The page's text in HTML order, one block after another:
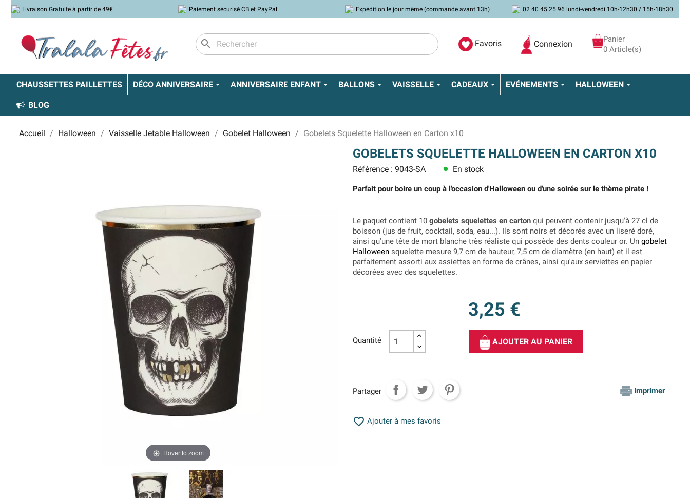
Livraison Gratuite à partir de 49€ Paiement sécurisé CB et PayPal Expédition le jour même (commande avant 13h) 02 40 45 25 96 lundi-vendredi 10h-12h30 / 15h-18h30
search Favoris Connexion
Panier
0 Article(s)
CHAUSSETTES PAILLETTES DÉCO ANNIVERSAIRE ANNIVERSAIRE ENFANT BALLONS VAISSELLE CADEAUX EVÉNEMENTS HALLOWEEN
BLOG
Accueil Halloween Vaisselle Jetable Halloween Gobelet Halloween Gobelets Squelette Halloween en Carton x10
Hover to zoom
GOBELETS SQUELETTE HALLOWEEN EN CARTON X10
Référence : 9043-SA lens En stock
Parfait pour boire un coup à l'occasion d'Halloween ou d'une soirée sur le thème pirate !
Le paquet contient 10 gobelets squelettes en carton qui peuvent contenir jusqu'à 27 cl de
boisson (jus de fruit, cocktail, soda, eau...). Ils sont noirs et décorés avec un liseré doré,
ainsi qu'une tête de mort blanche très réaliste qui possède des dents couleur or. Un gobelet
Halloween squelette mesure 9,7 cm de hauteur, 7,5 cm de diamètre (en haut) et il est
parfaitement assorti aux assiettes en forme de crânes, ainsi qu'aux serviettes en papier
décorées avec des squelettes.
3,25 €
Quantité AJOUTER AU PANIER
Partager Imprimer
 Ajouter à mes favoris